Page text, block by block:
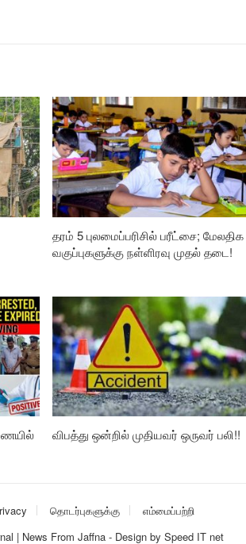
தரம் 5 புலமைப்பரிசில் பரீட்சை; மேலதிக
வகுப்புகளுக்கு நள்ளிரவு முதல் தடை!
விபத்து ஒன்றில் முதியவர் ஒருவர் பலி!!
தொடர்புகளுக்கு
எம்மைப்பற்றி
| News From Jaffna - Design by Speed IT net